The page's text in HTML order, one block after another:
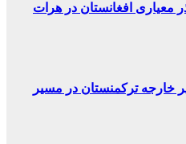
افغانستان در هرات
خارجه ترکمنستان در مسیر